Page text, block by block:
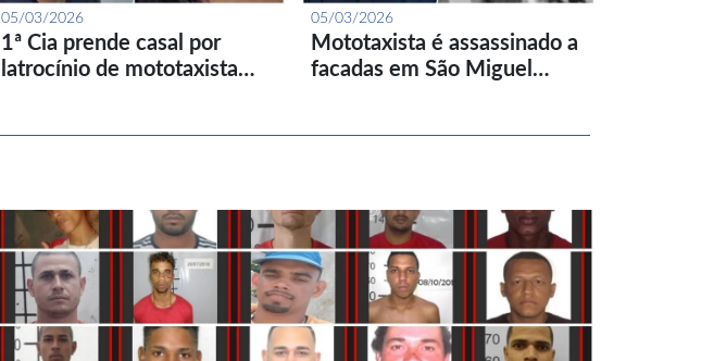
05/03/2026
1ª Cia prende casal por
latrocínio de mototaxista…
05/03/2026
Mototaxista é assassinado a
facadas em São Miguel…